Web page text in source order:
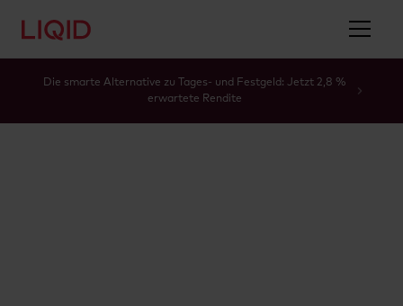
Die smarte Alternative zu Tages- und Festgeld: Jetzt 2,8 %
erwartete Rendite